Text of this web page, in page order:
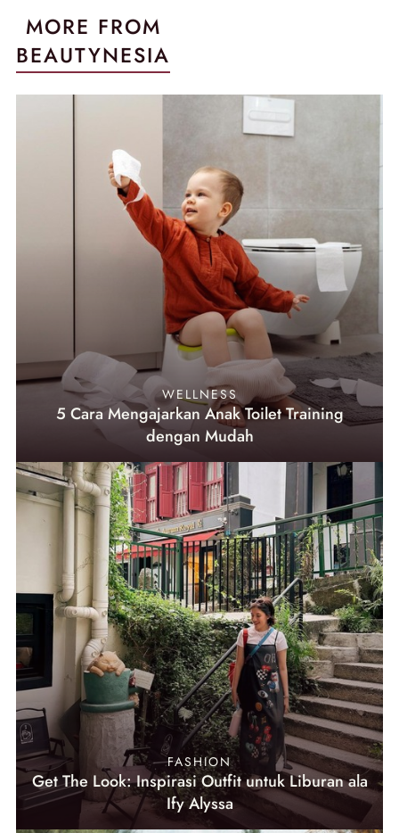
MORE FROM
BEAUTYNESIA
WELLNESS
5 Cara Mengajarkan Anak Toilet Training
dengan Mudah
FASHION
Get The Look: Inspirasi Outfit untuk Liburan ala
Ify Alyssa